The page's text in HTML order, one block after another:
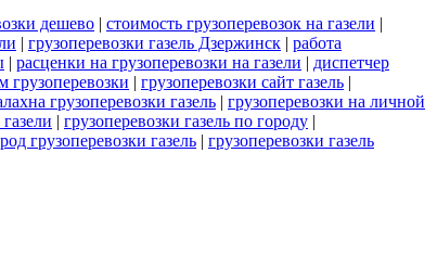
дешево | стоимость грузоперевозок на газели |
| грузоперевозки газель Дзержинск | работа
| расценки на грузоперевозки на газели | диспетчер
грузоперевозки | грузоперевозки сайт газель |
грузоперевозки газель | грузоперевозки на личной
| грузоперевозки газель по городу |
грузоперевозки газель | грузоперевозки газель